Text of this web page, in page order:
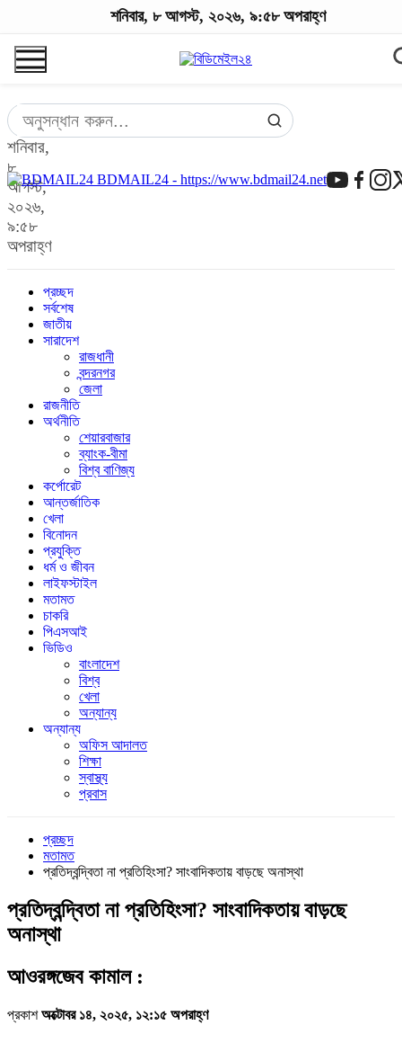
শনিবার,
৮
আগস্ট,
২০২৬,
৯:৫৮
অপরাহ্ণ
BDMAIL24 - https://www.bdmail24.net
প্রচ্ছদ
সর্বশেষ
জাতীয়
সারাদেশ
রাজধানী
বন্দরনগর
জেলা
রাজনীতি
অর্থনীতি
শেয়ারবাজার
ব্যাংক-বীমা
বিশ্ব বাণিজ্য
কর্পোরেট
আন্তর্জাতিক
খেলা
বিনোদন
প্রযুক্তি
ধর্ম ও জীবন
লাইফস্টাইল
মতামত
চাকরি
পিএসআই
ভিডিও
বাংলাদেশ
বিশ্ব
খেলা
অন্যান্য
অন্যান্য
অফিস আদালত
শিক্ষা
স্বাস্থ্য
প্রবাস
শনিবার, ৮ আগস্ট, ২০২৬, ৯:৫৮ অপরাহ্ণ
প্রচ্ছদ
মতামত
প্রতিদ্বন্দ্বিতা না প্রতিহিংসা? সাংবাদিকতায় বাড়ছে অনাস্থা
প্রতিদ্বন্দ্বিতা না প্রতিহিংসা? সাংবাদিকতায় বাড়ছে
অনাস্থা
আওরঙ্গজেব কামাল :
প্রকাশঅক্টোবর ১৪, ২০২৫, ১২:১৫ অপরাহ্ণ